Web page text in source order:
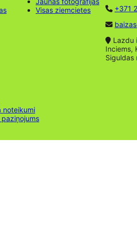
Visas ziemcietes
+371
Lazdu
Inciems,
Siguldas
noteikumi